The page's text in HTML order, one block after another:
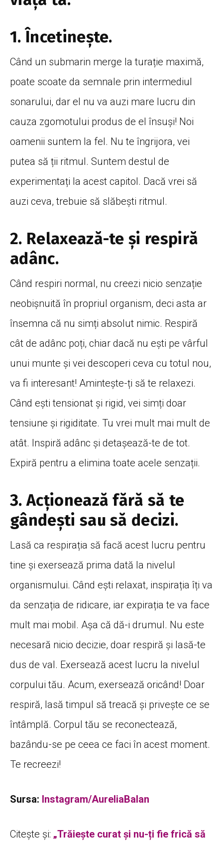
1. Încetineşte.
Când un submarin merge la turație maximă,
poate scoate da semnale prin intermediul
sonarului, dar el nu va auzi mare lucru din
cauza zgomotului produs de el însuși! Noi
oamenii suntem la fel. Nu te îngrijora, vei
putea să ții ritmul. Suntem destul de
experimentați la acest capitol. Dacă vrei să
auzi ceva, trebuie să slăbești ritmul.
2. Relaxează-te și respiră
adânc.
Când respiri normal, nu creezi nicio senzație
neobișnuită în propriul organism, deci asta ar
însemna că nu simți absolut nimic. Respiră
cât de adânc poți, chiar dacă nu ești pe vârful
unui munte și vei descoperi ceva cu totul nou,
va fi interesant! Amintește-ți să te relaxezi.
Când ești tensionat și rigid, vei simți doar
tensiune și rigiditate. Tu vrei mult mai mult de
atât. Inspiră adânc și detașează-te de tot.
Expiră pentru a elimina toate acele senzații.
3. Acționează fără să te
gândești sau să decizi.
Lasă ca respirația să facă acest lucru pentru
tine și exersează prima dată la nivelul
organismului. Când ești relaxat, inspirația îți va
da senzația de ridicare, iar expirația te va face
mult mai mobil. Așa că dă-i drumul. Nu este
necesară nicio decizie, doar respiră și lasă-te
dus de val. Exersează acest lucru la nivelul
corpului tău. Acum, exersează oricând! Doar
respiră, lasă timpul să treacă și privește ce se
întâmplă. Corpul tău se reconectează,
bazându-se pe ceea ce faci în acest moment.
Te recreezi!
Sursa: Instagram/AureliaBalan
Citește și: „Trăiește curat și nu-ți fie frică să